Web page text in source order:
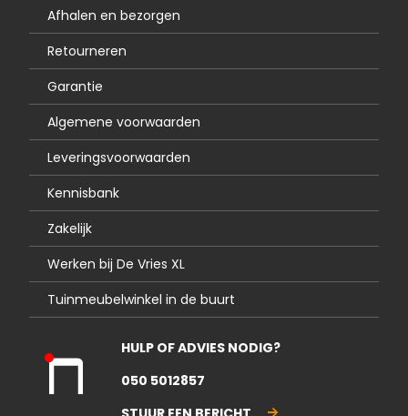
Afhalen en bezorgen
Retourneren
Garantie
Algemene voorwaarden
Leveringsvoorwaarden
Kennisbank
Zakelijk
Werken bij De Vries XL
Tuinmeubelwinkel in de buurt
nte
HULP OF ADVIES NODIG?
050 5012857